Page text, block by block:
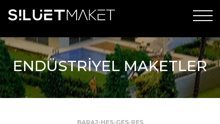
ENDÜSTRİYEL MAKETLER
BARAJ-HES-GES-RES